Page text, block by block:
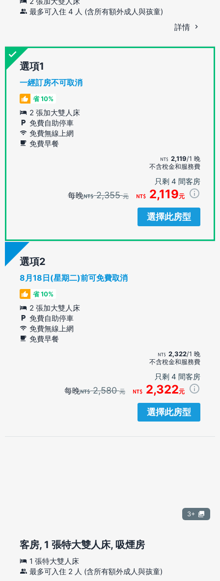
最多可入住 4 人 (含所有額外成人與孩童)
詳情
選項
一經訂房不可取消
省 10%
2 張加大雙人床
免費自助停車
免費無線上網
免費早餐
2,119/1 晚
不含稅金和服務費
只剩 4 間客房
每晚 2,355元 2,119元
選擇此房型
選項
8月18日(星期二)前可免費取消
省 10%
2 張加大雙人床
免費自助停車
免費無線上網
免費早餐
2,322/1 晚
不含稅金和服務費
只剩 4 間客房
每晚 2,580元 2,322元
選擇此房型
3+
客房, 1 張特大雙人床, 吸煙房
1 張特大雙人床
最多可入住 2 人 (含所有額外成人與孩童)